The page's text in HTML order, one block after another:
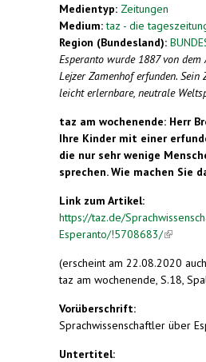
Medientyp: Zeitungen
Medium:taz - die
Region (Bundesland):
Esperanto wurde 1887 von
Lejzer Zamenhof erfunden. Sein
leicht erlernbare, neutrale
taz am wochenende: Herr
Ihre Kinder mit einer
die nur sehr wenige
sprechen. Wie machen Sie
Link zum Artikel:
https://taz.de/
Esperanto/!5708683/(link is
(erscheint am 22.08.2020
taz am wochenende, S.18,
Vorüberschrift:
Sprachwissenschaftler über
Untertitel: